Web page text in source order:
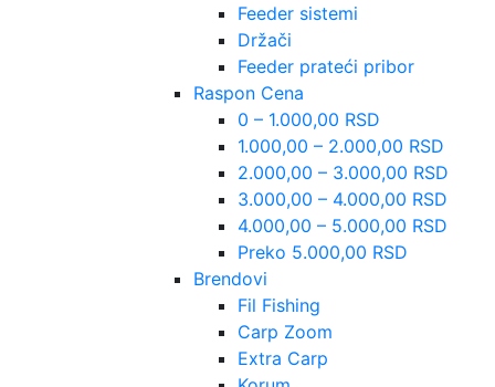
Feeder sistemi
Držači
Feeder prateći pribor
Raspon Cena
0 – 1.000,00 RSD
1.000,00 – 2.000,00 RSD
2.000,00 – 3.000,00 RSD
3.000,00 – 4.000,00 RSD
4.000,00 – 5.000,00 RSD
Preko 5.000,00 RSD
Brendovi
Fil Fishing
Carp Zoom
Extra Carp